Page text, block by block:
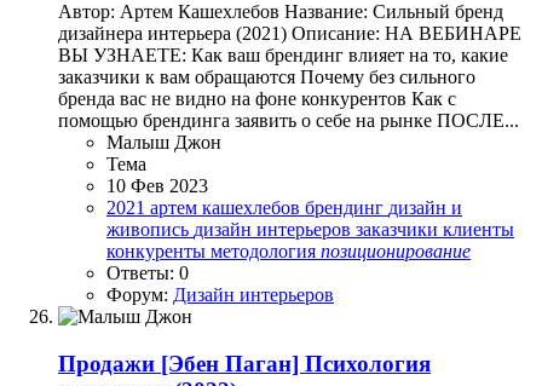
Автор: Артем Кашехлебов Название: Сильный бренд
дизайнера интерьера (2021) Описание: НА ВЕБИНАРЕ
ВЫ УЗНАЕТЕ: Как ваш брендинг влияет на то, какие
заказчики к вам обращаются Почему без сильного
бренда вас не видно на фоне конкурентов Как с
помощью брендинга заявить о себе на рынке ПОСЛЕ...
Малыш Джон
Тема
10 Фев 2023
2021 артем кашехлебов брендинг дизайн и
живопись дизайн интерьеров заказчики клиенты
конкуренты методология позиционирование
Ответы: 0
Форум: Дизайн интерьеров
Продажи [Эбен Паган] Психология